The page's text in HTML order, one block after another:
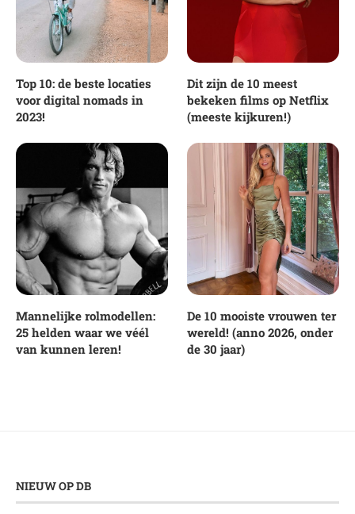
Top 10: de beste locaties
voor digital nomads in
2023!
Dit zijn de 10 meest
bekeken films op Netflix
(meeste kijkuren!)
Mannelijke rolmodellen:
25 helden waar we véél
van kunnen leren!
De 10 mooiste vrouwen ter
wereld! (anno 2026, onder
de 30 jaar)
NIEUW OP DB